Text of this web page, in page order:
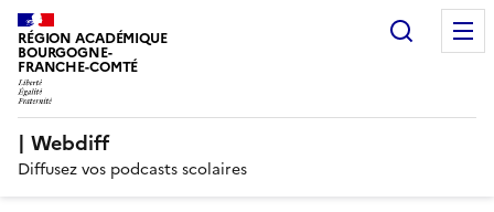
RÉGION ACADÉMIQUE
BOURGOGNE-
FRANCHE-COMTÉ
| Webdiff
Diffusez vos podcasts scolaires